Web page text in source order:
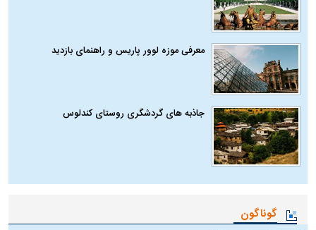
معرفی موزه لوور پاریس و راهنمای بازدید
جاذبه های گردشگری روستای کندلوس
گوناگون